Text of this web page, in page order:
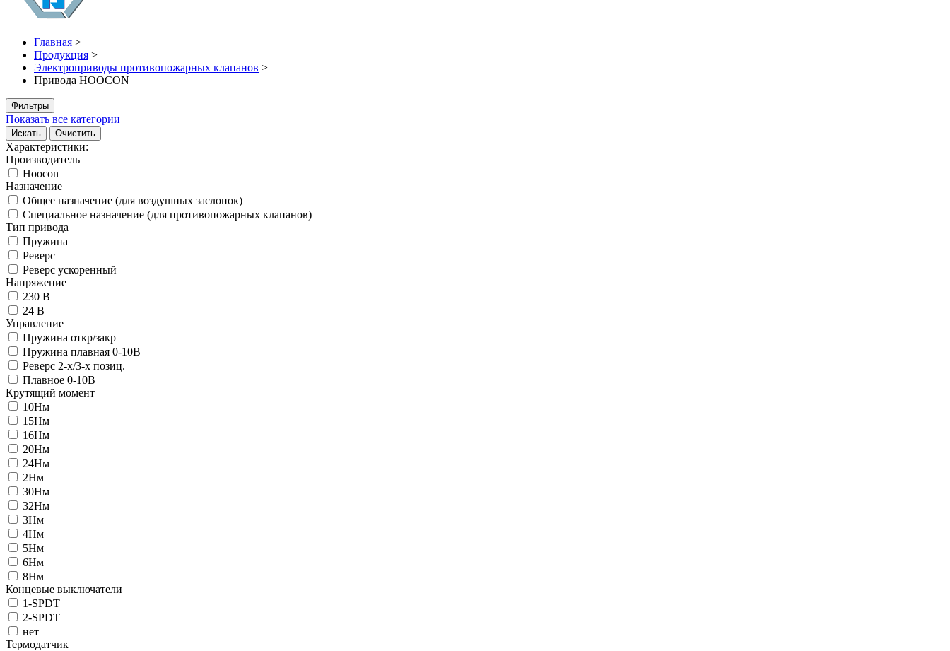
Главная >
Продукция >
Электроприводы противопожарных клапанов >
Привода HOOCON
Фильтры
Показать все категории
Искать Очистить
Характеристики:
Производитель
Hoocon
Назначение
Общее назначение (для воздушных заслонок)
Специальное назначение (для противопожарных клапанов)
Тип привода
Пружина
Реверс
Реверс ускоренный
Напряжение
230 В
24 В
Управление
Пружина откр/закр
Пружина плавная 0-10В
Реверс 2-х/3-х позиц.
Плавное 0-10В
Крутящий момент
10Нм
15Нм
16Нм
20Нм
24Нм
2Нм
30Нм
32Нм
3Нм
4Нм
5Нм
6Нм
8Нм
Концевые выключатели
1-SPDT
2-SPDT
нет
Термодатчик